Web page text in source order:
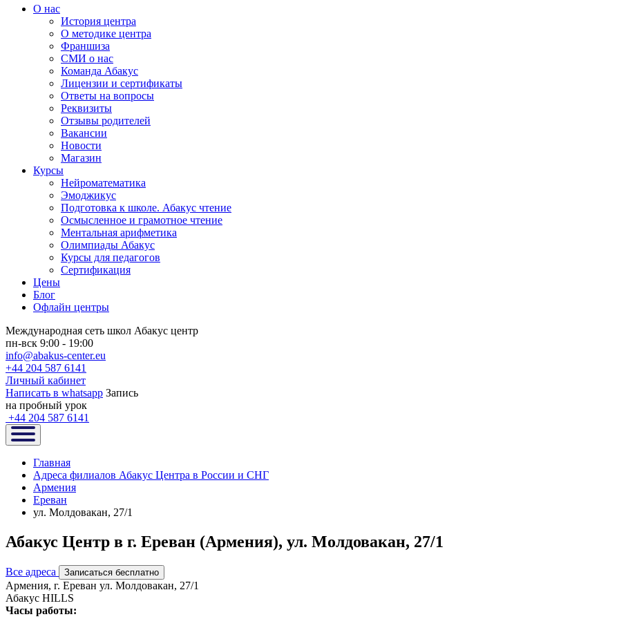
О нас
История центра
О методике центра
Франшиза
СМИ о нас
Команда Абакус
Лицензии и сертификаты
Ответы на вопросы
Реквизиты
Отзывы родителей
Вакансии
Новости
Магазин
Курсы
Нейроматематика
Эмоджикус
Подготовка к школе. Абакус чтение
Осмысленное и грамотное чтение
Ментальная арифметика
Олимпиады Абакус
Курсы для педагогов
Сертификация
Цены
Блог
Офлайн центры
Международная сеть школ Абакус центр
пн-вск 9:00 - 19:00
info@abakus-center.eu
+44 204 587 6141
Личный кабинет
Написать в whatsapp Запись
на пробный урок
+44 204 587 6141
Главная
Адреса филиалов Абакус Центра в России и СНГ
Армения
Ереван
ул. Молдовакан, 27/1
Абакус Центр в г. Ереван (Армения), ул. Молдовакан, 27/1
Все адреса Записаться бесплатно
Армения, г. Ереван ул. Молдовакан, 27/1
Абакус HILLS
Часы работы: